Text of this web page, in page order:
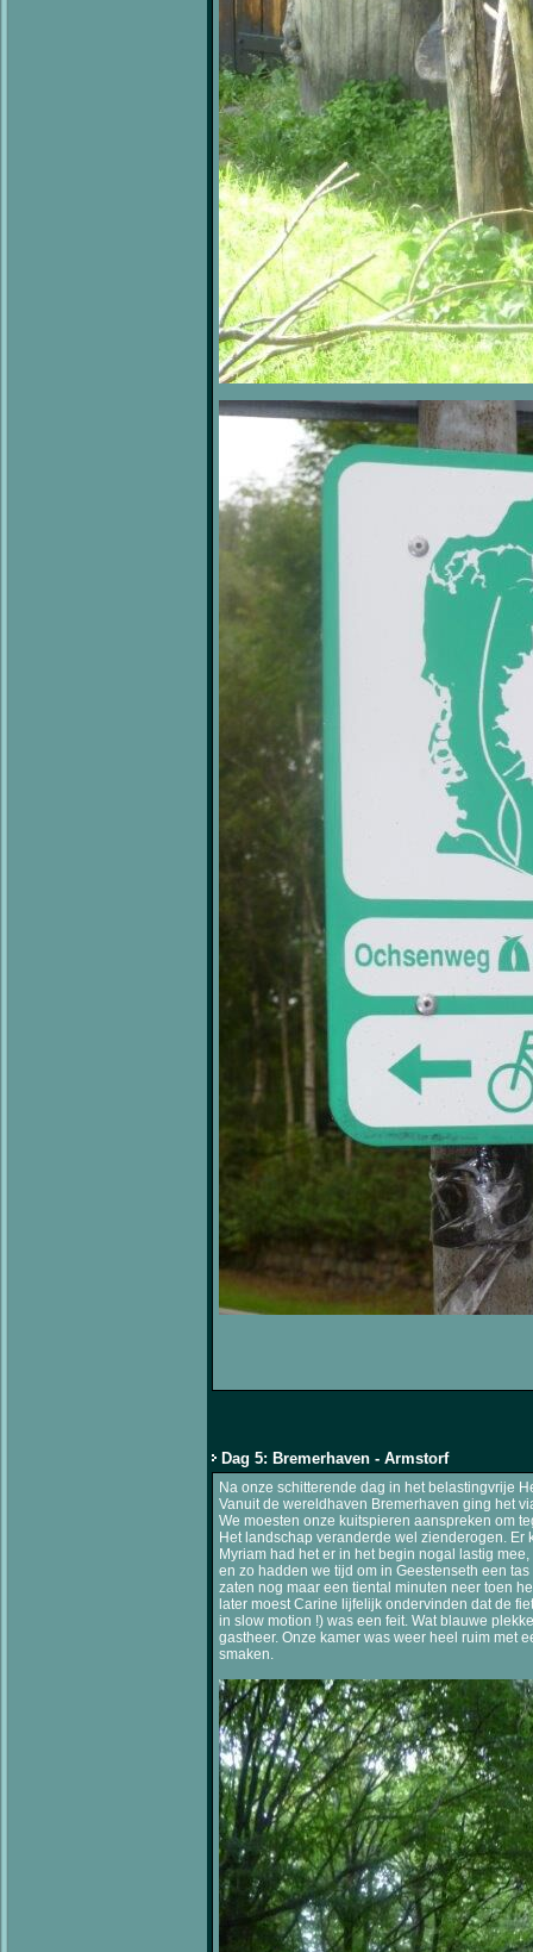
Dag 5: Bremerhaven - Armstorf
Na onze schitterende dag in het belastingvrije
Vanuit de wereldhaven Bremerhaven ging het
We moesten onze kuitspieren aanspreken om
Het landschap veranderde wel zienderogen.
Myriam had het er in het begin nogal lastig
en zo hadden we tijd om in Geestenseth een
zaten nog maar een tiental minuten neer toen
later moest Carine lijfelijk ondervinden dat de
in slow motion !) was een feit. Wat blauwe
gastheer. Onze kamer was weer heel ruim met
smaken.